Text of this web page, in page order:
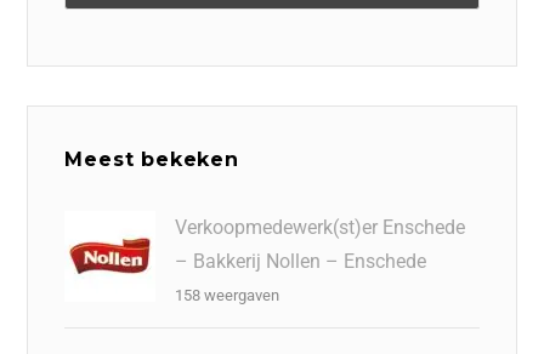
Meest bekeken
Verkoopmedewerk(st)er Enschede
– Bakkerij Nollen – Enschede
158 weergaven